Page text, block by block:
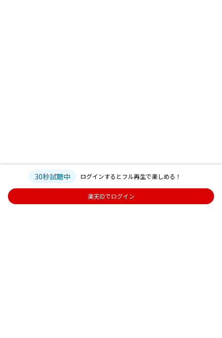
30秒試聴中 ログインするとフル再生で楽しめる！
楽天IDでログイン